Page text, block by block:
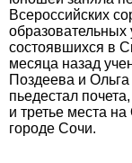
Всероссийских
состоявшихся в
месяца назад
Поздеева и
пьедестал
и третье места
городе Сочи.